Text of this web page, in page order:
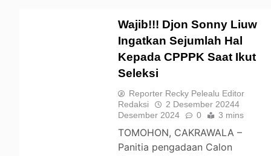
Wajib!!! Djon Sonny Liuw
Ingatkan Sejumlah Hal
Kepada CPPPK Saat Ikut
Seleksi
Reporter Recky Pelealu Editor
Redaksi
2 Desember 20244
Desember 2024
0 3 mins
TOMOHON, CAKRAWALA –
Panitia pengadaan Calon